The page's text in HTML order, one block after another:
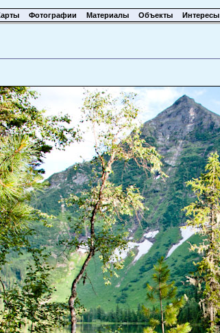
Фотографии Материалы Объекты Интересы